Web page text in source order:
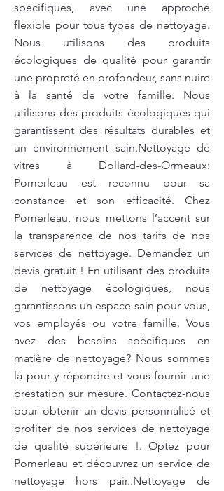
spécifiques, avec une approche
flexible pour tous types de nettoyage.
Nous utilisons des produits
écologiques de qualité pour garantir
une propreté en profondeur, sans nuire
à la santé de votre famille. Nous
utilisons des produits écologiques qui
garantissent des résultats durables et
un environnement sain.Nettoyage de
vitres à Dollard-des-Ormeaux:
Pomerleau est reconnu pour sa
constance et son efficacité. Chez
Pomerleau, nous mettons l’accent sur
la transparence de nos tarifs de nos
services de nettoyage. Demandez un
devis gratuit ! En utilisant des produits
de nettoyage écologiques, nous
garantissons un espace sain pour vous,
vos employés ou votre famille. Vous
avez des besoins spécifiques en
matière de nettoyage? Nous sommes
là pour y répondre et vous fournir une
prestation sur mesure. Contactez-nous
pour obtenir un devis personnalisé et
profiter de nos services de nettoyage
de qualité supérieure !. Optez pour
Pomerleau et découvrez un service de
nettoyage hors pair..Nettoyage de